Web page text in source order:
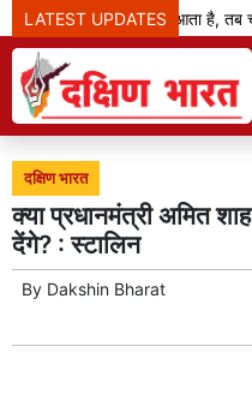
LATEST UPDATES
जब बदलाव का दौर आता है, तब
दक्षिण भारत
क्या प्रधानमंत्री अमित
देंगे? : स्टालिन
By Dakshin Bharat